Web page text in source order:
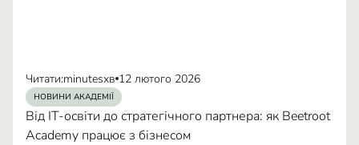
Читати:minutesхв 12 лютого 2026
НОВИНИ АКАДЕМІЇ
Від IT-освіти до стратегічного партнера: як Beetroot
Academy працює з бізнесом